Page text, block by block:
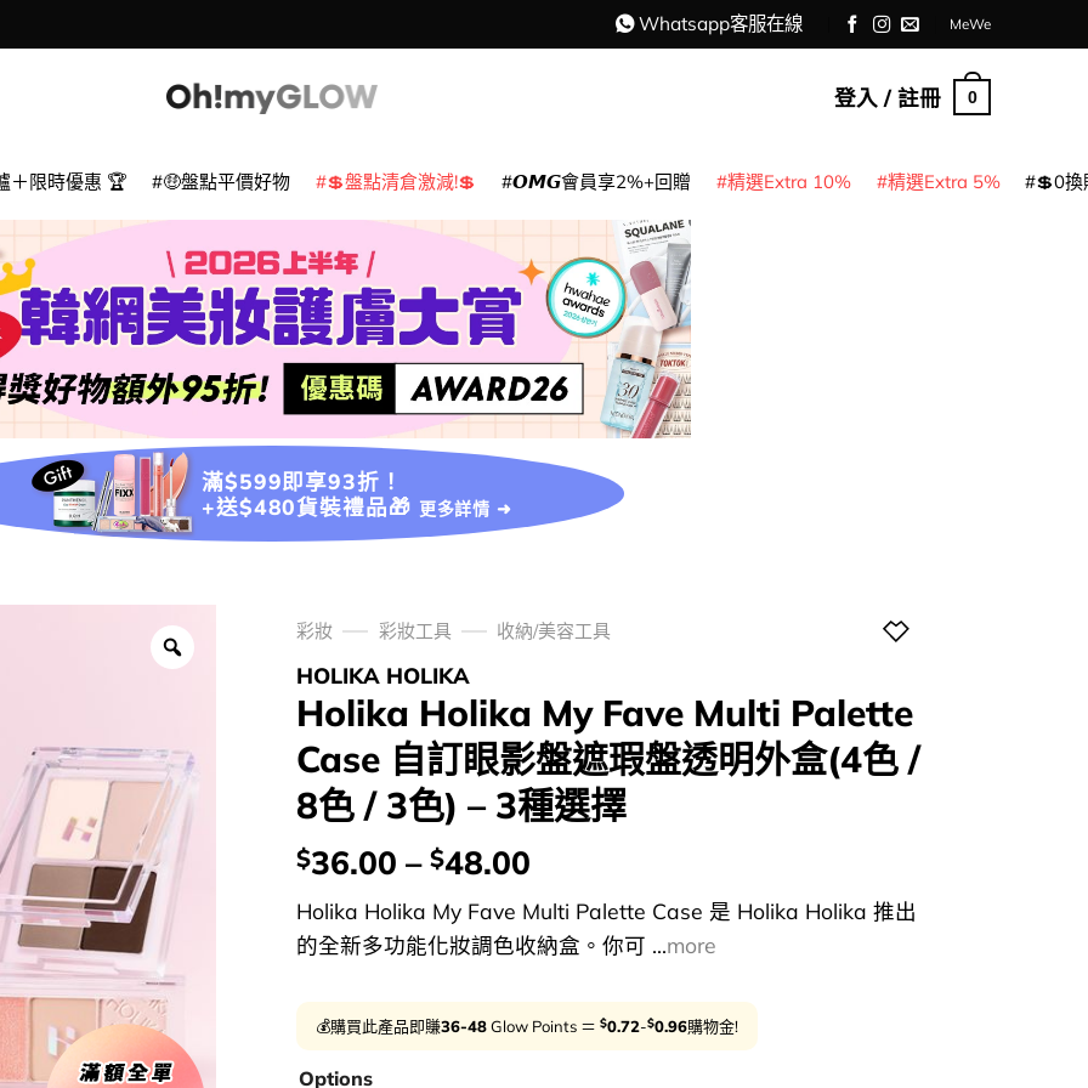
Whatsapp客服在線 MeWe
登入 / 註冊 0
＋限時優惠 🏆 🤑盤點平價好物 💲盤點清倉激減!💲 𝙊𝙈𝙂會員享2%+回贈 精選Extra 10% 精選Extra 5% 💲0換
滿$599即享93折！
+送$480貨裝禮品🎁 更多詳情 ➜
彩妝 彩妝工具 收納/美容工具
HOLIKA HOLIKA
Holika Holika My Fave Multi Palette
Case 自訂眼影盤遮瑕盤透明外盒(4色 /
8色 / 3色) – 3種選擇
價
$36.00 – $48.00
Holika Holika My Fave Multi Palette Case 是 Holika Holika 推出
的全新多功能化妝調色收納盒。你可 ...more
💰購買此產品即賺36-48Glow Points ＝ $0.72-$0.96購物金!
Options